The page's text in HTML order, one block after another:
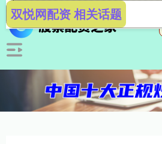
双悦网配资 相关话题